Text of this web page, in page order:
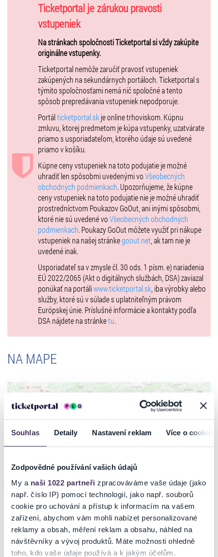
Souhlas Detaily Nastavení reklam Více o cookies
Zodpovědné používání vašich údajů
My a naši 1022 partneři zpracováváme vaše údaje (jako
např. číslo IP) pomocí technologií, jako např. souborů
cookie pro uchování a přístup k informacím na vašem
zařízení, abychom vám mohli nabízet personalizované
reklamy a obsah, měření reklam a obsahu, náhled na
návštěvníky a vývoj produktů. Máte možnosti ohledně
toho, kdo vaše údaje používá a k jakým účelům.
Vstupenky preimobilných návštevníkovj e možné zakúpiť cez e-
mailovú adresuhelp@ticketportal.sk
musí pred vstupom na podujatie preukázať
Počet vstupeniek pre imobilných návštevníkovje limitovaný. Cena 5€.
Koncerty a divadlá sa odohrajú aj v prípade daždivého počasia, preto
prosíme v takom prípade aby si návštevníci doniesli pršiplášte !
Dáždniky sú zakázané z bezpečnostných dôvodov, ale aj z dôvodu, že
návštevníkom za vami zabránia vo výhľade na pódium. Vstup na
festival je len po ceste od Župného námestia. Brána smerom
z parkoviska od parku a hokejovej haly je večer pred koncertami
zamknutá. Ďakujeme za pochopenie - Labyrint team
Ticketportal je zárukou pravosti
vstupeniek
Na stránkach spoločnosti Ticketportal si vždy zakúpite
originálne vstupenky.
Ticketportal nemôže zaručiť pravosť vstupeniek
zakúpených na sekundárnych portáloch. Ticketportal s
týmito spoločnosťami nemá nič spoločné a tento
spôsob prepredávania vstupeniek nepodporuje.
Portálticketportal.sk je online trhoviskom. Kúpnu
zmluvu, ktorej predmetom je kúpa vstupenky, uzatvárate
priamo s usporiadateľom, ktorého údaje sú uvedené
priamo v košíku.
Kúpne ceny vstupeniek na toto podujatie je možné
uhradiť len spôsobmi uvedenými voVšeobecných
obchodných podmienkach. Upozorňujeme, že kúpne
ceny vstupeniek na toto podujatie nie je možné uhradiť
prostredníctvom Poukazov GoOut, ani inými spôsobmi,
ktoré nie sú uvedené voVšeobecných obchodných
podmienkach. Poukazy GoOut môžete využiť pri nákupe
vstupeniek na našej stránkegoout.net , ak tam nie je
uvedené inak.
Usporiadateľ sa v zmysle čl. 30 ods. 1 písm. e) nariadenia
EÚ 2022/2065 (Akt o digitálnych službách, DSA) zaviazal
ponúkať na portáliwww.ticketportal.sk , iba výrobky alebo
služby, ktoré sú v súlade s uplatniteľným právom
Európskej únie. Príslušné informácie a kontakty podľa
DSA nájdete na stránketu.
NA MAPE
ZOBRAZIŤ MAPU
Odporúčané